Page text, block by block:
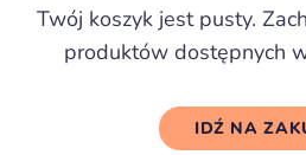
Twój koszyk jest pusty.
produktów dostępnych
IDŹ NA